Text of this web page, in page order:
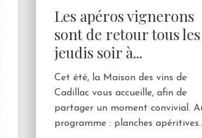
Les apéros vignerons
sont de retour tous les
jeudis soir à...
Cet été, la Maison des vins de
Cadillac vous accueille, afin de
partager un moment convivial.
programme : planches